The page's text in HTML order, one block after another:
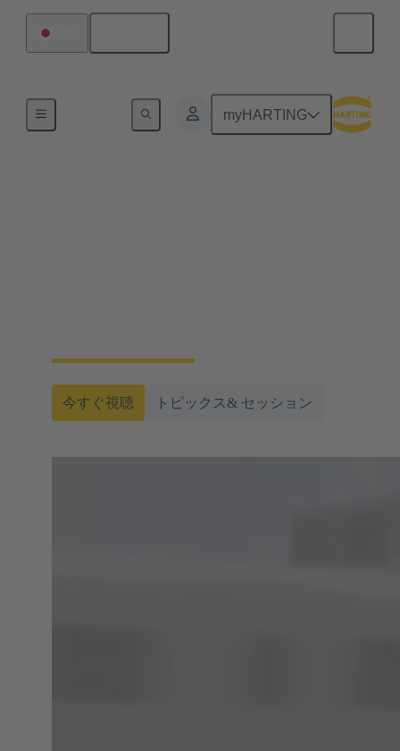
myHARTING
今すぐ視聴 トピックス& セッション